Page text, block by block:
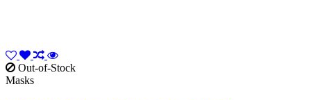
Out-of-Stock
Masks